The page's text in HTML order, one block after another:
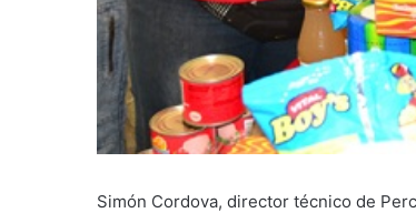
Simón Cordova, director técnico de